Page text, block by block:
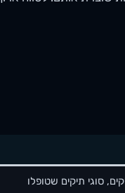
סוגי תיקים שטופלו